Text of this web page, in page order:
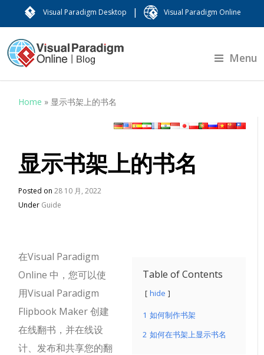
Visual Paradigm Desktop | Visual Paradigm Online
Menu
Home » 显示书架上的书名
显示书架上的书名
Posted on28 10 月, 2022
Under Guide
Table of Contents
hide
1 如何制作书架
2 如何在书架上显示书名
在Visual Paradigm
Online 中，您可以使
用Visual Paradigm
Flipbook Maker 创建
在线翻书，并在线设
计、发布和共享您的翻